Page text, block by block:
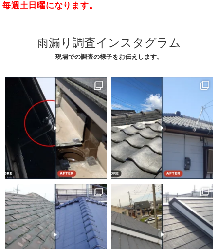
毎週土日曜になります。
雨漏り調査インスタグラム
現場での調査の様子をお伝えします。